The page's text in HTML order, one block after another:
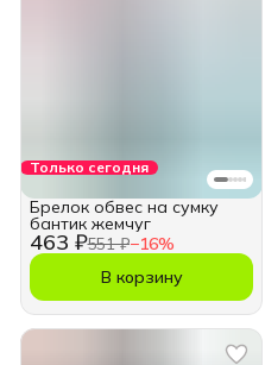
Только сегодня
463 ₽551 ₽−16%
Брелок обвес на сумку
бантик жемчуг
В корзину